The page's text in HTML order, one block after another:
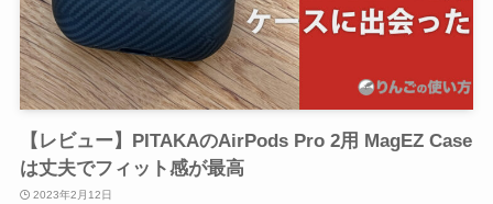
【レビュー】PITAKAのAirPods Pro 2用 MagEZ Case
は丈夫でフィット感が最高
2023年2月12日